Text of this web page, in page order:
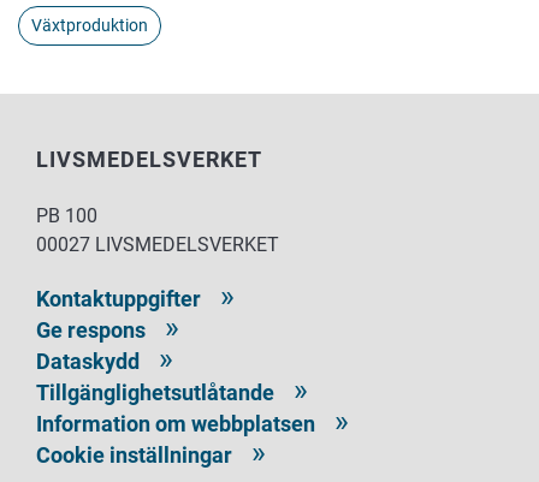
Växtproduktion
LIVSMEDELSVERKET
PB 100
00027 LIVSMEDELSVERKET
Kontaktuppgifter
Ge respons
Dataskydd
Tillgänglighetsutlåtande
Information om webbplatsen
Cookie inställningar